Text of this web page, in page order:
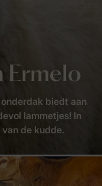
Ermelo
biedt aan
lammetjes! In
de kudde.